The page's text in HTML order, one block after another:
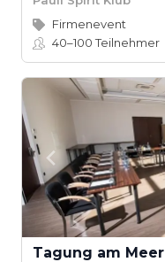
Firmenevent
40–100Teilnehmer
Tagung am Meer